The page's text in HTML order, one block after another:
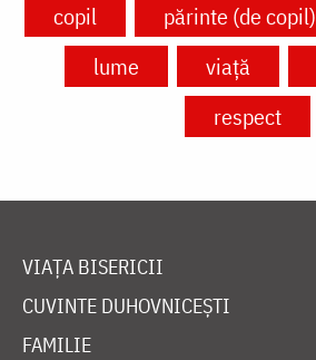
copil părinte (de copil)
lume
viață
respect
VIAȚA BISERICII
CUVINTE DUHOVNICEȘTI
FAMILIE